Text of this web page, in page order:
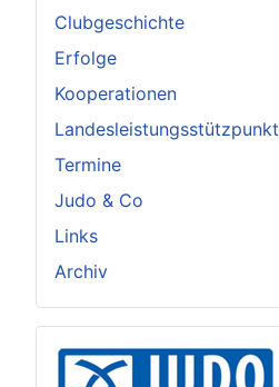
Clubgeschichte
Erfolge
Kooperationen
Landesleistungsstützpunkt
Termine
Judo & Co
Links
Archiv